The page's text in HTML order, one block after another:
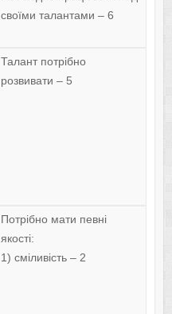
своїми талантами – 6
Талант потрібно
розвивати – 5
Потрібно мати певні
якості:
1) сміливість – 2